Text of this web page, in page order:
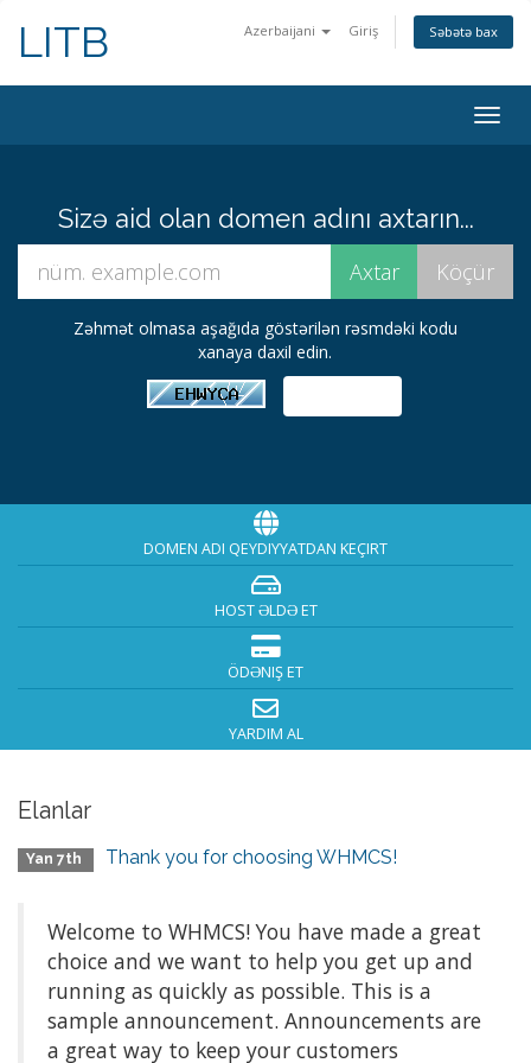
Azerbaijani Giriş Səbətə bax
LITB
keçid
Sizə aid olan domen adını axtarın...
Zəhmət olmasa aşağıda göstərilən rəsmdəki kodu
xanaya daxil edin.
DOMEN ADI QEYDIYYATDAN KEÇIRT
HOST ƏLDƏ ET
ÖDƏNIŞ ET
YARDIM AL
Elanlar
Yan 7th Thank you for choosing WHMCS!
Welcome to WHMCS! You have made a great
choice and we want to help you get up and
running as quickly as possible. This is a
sample announcement. Announcements are
a great way to keep your customers